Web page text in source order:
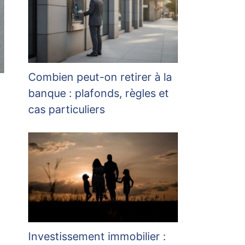
Combien peut-on retirer à la
banque : plafonds, règles et
cas particuliers
Investissement immobilier :